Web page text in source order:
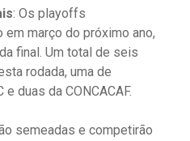
: Os playoffs
março do próximo ano,
final. Um total de seis
rodada, uma de
e duas da CONCACAF.
semeadas e competirão